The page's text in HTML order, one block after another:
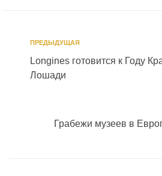
ПРЕДЫДУЩАЯ
Longines готовится к Году
Лошади
Грабежи музеев в